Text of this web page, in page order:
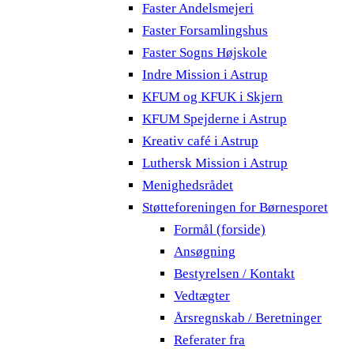
Faster Andelsmejeri
Faster Forsamlingshus
Faster Sogns Højskole
Indre Mission i Astrup
KFUM og KFUK i Skjern
KFUM Spejderne i Astrup
Kreativ café i Astrup
Luthersk Mission i Astrup
Menighedsrådet
Støtteforeningen for Børnesporet
Formål (forside)
Ansøgning
Bestyrelsen / Kontakt
Vedtægter
Årsregnskab / Beretninger
Referater fra